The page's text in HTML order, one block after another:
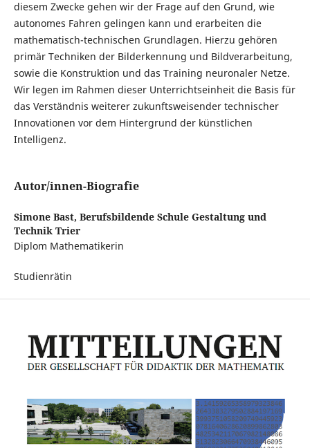
diesem Zwecke gehen wir der Frage auf den Grund, wie
autonomes Fahren gelingen kann und erarbeiten die
mathematisch-technischen Grundlagen. Hierzu gehören
primär Techniken der Bilderkennung und Bildverarbeitung,
sowie die Konstruktion und das Training neuronaler Netze.
Wir legen im Rahmen dieser Unterrichtseinheit die Basis für
das Verständnis weiterer zukunftsweisender technischer
Innovationen vor dem Hintergrund der künstlichen
Intelligenz.
Autor/innen-Biografie
Simone Bast, Berufsbildende Schule Gestaltung und
Technik Trier
Diplom Mathematikerin
Studienrätin